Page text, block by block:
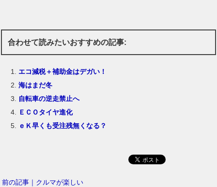
合わせて読みたいおすすめの記事:
エコ減税＋補助金はデガい！
海はまだ冬
自転車の逆走禁止へ
ＥＣＯタイヤ進化
ｅＫ早くも受注残無くなる？
前の記事｜クルマが楽しい